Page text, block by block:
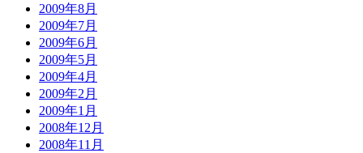
2009年8月
2009年7月
2009年6月
2009年5月
2009年4月
2009年2月
2009年1月
2008年12月
2008年11月